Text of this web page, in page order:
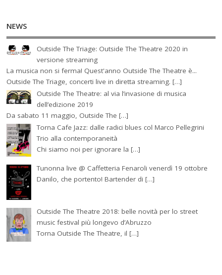
NEWS
Outside The Triage: Outside The Theatre 2020 in
versione streaming
La musica non si ferma! Quest'anno Outside The Theatre è...
Outside The Triage, concerti live in diretta streaming. […]
Outside The Theatre: al via l’invasione di musica
dell’edizione 2019
Da sabato 11 maggio, Outside The […]
Torna Cafe Jazz: dalle radici blues col Marco Pellegrini
Trio alla contemporaneità
Chi siamo noi per ignorare la […]
Tunonna live @ Caffetteria Fenaroli venerdì 19 ottobre
Danilo, che portento! Bartender di […]
Outside The Theatre 2018: belle novità per lo street
music festival più longevo d’Abruzzo
Torna Outside The Theatre, il […]